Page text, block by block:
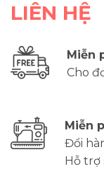
LIÊN HỆ
Miễn
Cho
Miễn
Đổi
Hỗ trợ